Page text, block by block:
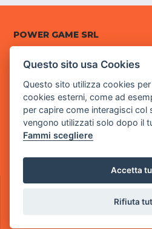
POWER GAME SRL
Sede Legale
- 25014 Castenedolo, Brescia
Sede Operativa
via Industriale, 2 - 25082
Cod. SDI: RMRCWXR
CONTATTI
e-mail: info@powergame.it
Questo sito usa Cookies
Questo sito utilizza cookies
cookies esterni, come ad
per capire come interagisci col
vengono utilizzati solo dopo il
Fammi scegliere
Accetta
Rifiuta